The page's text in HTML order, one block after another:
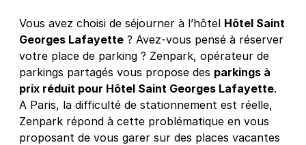
Paris - Gare de l'Est - Poissonnière
10 rue de Bellefond
75009Paris
Réserver
+ Abonnements disponibles
Vous avez choisi de séjourner à l’hôtel Hôtel Saint
Georges Lafayette ? Avez-vous pensé à réserver
votre place de parking ? Zenpark, opérateur de
parkings partagés vous propose des parkings à
prix réduit pour Hôtel Saint Georges Lafayette.
A Paris, la difficulté de stationnement est réelle,
Zenpark répond à cette problématique en vous
proposant de vous garer sur des places vacantes